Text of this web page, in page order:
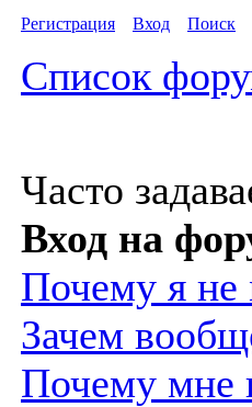
Регистрация Вход Поиск
Список
Часто
Вход на
Почему я не
Зачем
Почему мне